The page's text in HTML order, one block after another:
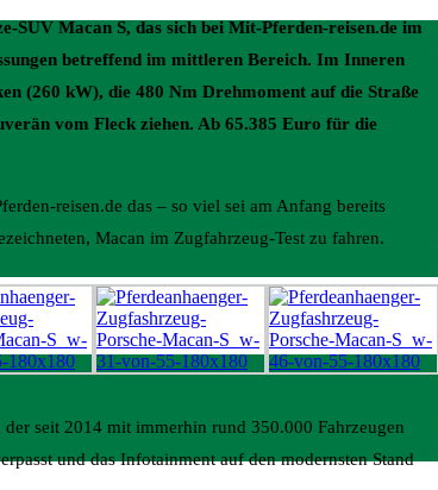
SUV Macan S, das sich bei Mit-Pferden-reisen.de im
betreffend im mittleren Bereich. Im Inneren
(260 kW), die 480 Nm Drehmoment auf die Straße
vom Fleck ziehen. Ab 65.385 Euro für die
reisen.de das – so viel sei am Anfang bereits
Macan im Zugfahrzeug-Test zu fahren.
seit 2014 mit immerhin rund 350.000 Fahrzeugen
und das Infotainment auf den modernsten Stand